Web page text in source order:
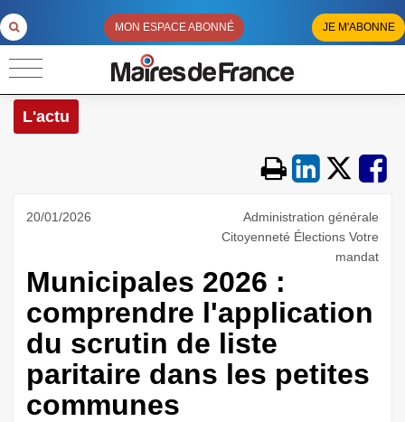
MON ESPACE ABONNÉ JE M'ABONNE
L'actu
20/01/2026
Administration générale
Citoyenneté Élections Votre
mandat
Municipales 2026 :
comprendre l'application
du scrutin de liste
paritaire dans les petites
communes